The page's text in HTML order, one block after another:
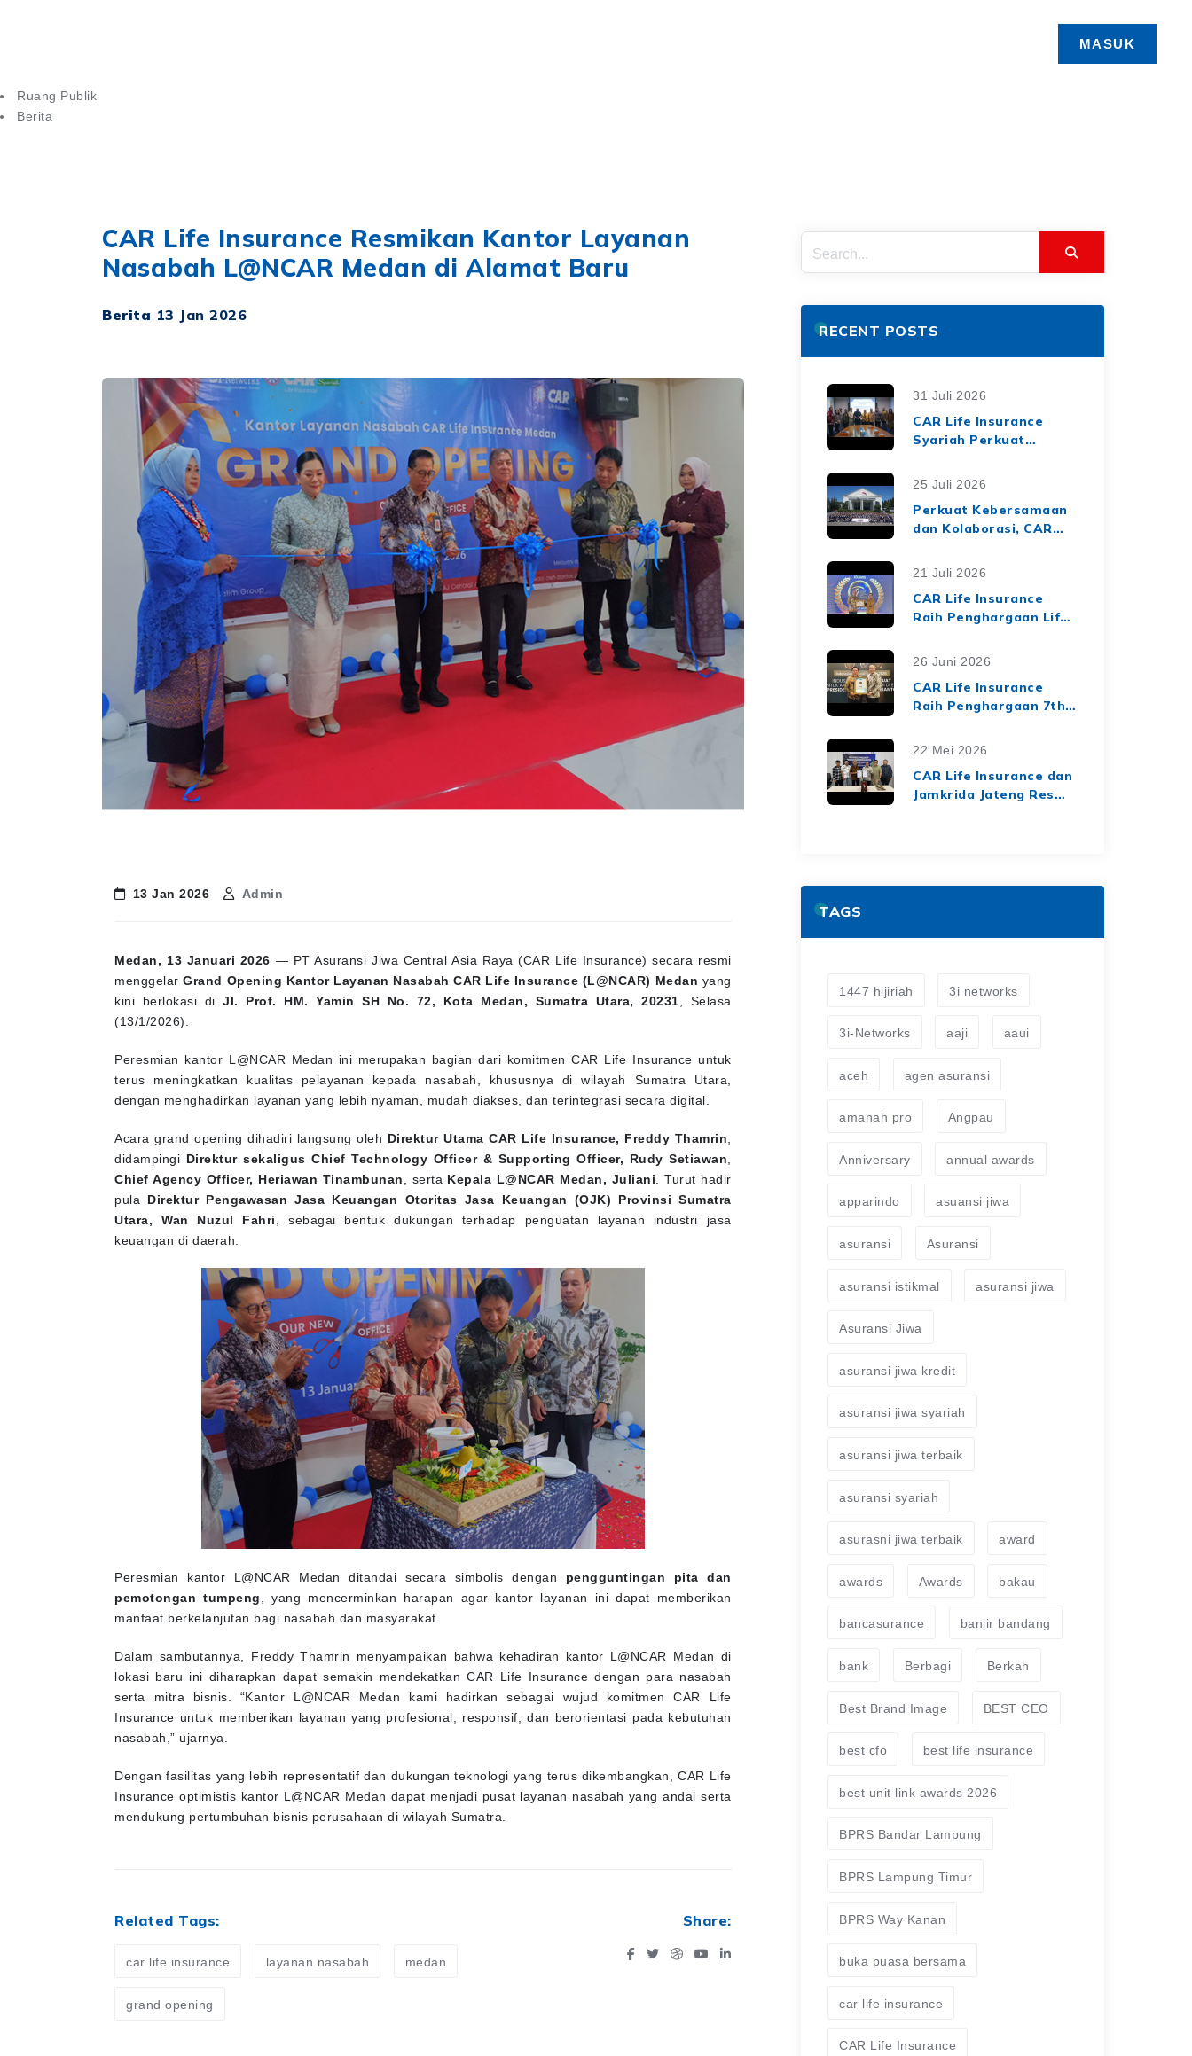
MASUK
Ruang Publik
Berita
CAR Life Insurance Resmikan Kantor Layanan
Nasabah L@NCAR Medan di Alamat Baru
Berita 13 Jan 2026
13 Jan 2026 Admin
Medan, 13 Januari 2026 — PT Asuransi Jiwa Central Asia Raya (CAR Life Insurance) secara resmi
menggelarGrand Opening Kantor Layanan Nasabah CAR Life Insurance (L@NCAR) Medan yang
kini berlokasi di
Jl. Prof. HM. Yamin SH No. 72, Kota Medan, Sumatra Utara, 20231
, Selasa
(13/1/2026).
Peresmian kantor L@NCAR Medan ini merupakan bagian dari komitmen CAR Life Insurance untuk
terus meningkatkan kualitas pelayanan kepada nasabah, khususnya di wilayah Sumatra Utara,
dengan menghadirkan layanan yang lebih nyaman, mudah diakses, dan terintegrasi secara digital.
Acara grand opening dihadiri langsung oleh Direktur Utama CAR Life Insurance, Freddy Thamrin
didampingi Direktur sekaligus Chief Technology Officer & Supporting Officer, Rudy Setiawan
Chief Agency Officer, Heriawan Tinambunan
, serta Kepala L@NCAR Medan, Juliani . Turut hadir
pula Direktur Pengawasan Jasa Keuangan Otoritas Jasa Keuangan (OJK) Provinsi Sumatra
Utara, Wan Nuzul Fahri
, sebagai bentuk dukungan terhadap penguatan layanan industri jasa
keuangan di daerah.
Peresmian kantor L@NCAR Medan ditandai secara simbolis dengan
pengguntingan pita dan
pemotongan tumpeng
, yang mencerminkan harapan agar kantor layanan ini dapat memberikan
manfaat berkelanjutan bagi nasabah dan masyarakat.
Dalam sambutannya, Freddy Thamrin menyampaikan bahwa kehadiran kantor L@NCAR Medan di
lokasi baru ini diharapkan dapat semakin mendekatkan CAR Life Insurance dengan para nasabah
serta mitra bisnis. “Kantor L@NCAR Medan kami hadirkan sebagai wujud komitmen CAR Life
Insurance untuk memberikan layanan yang profesional, responsif, dan berorientasi pada kebutuhan
nasabah,” ujarnya.
Dengan fasilitas yang lebih representatif dan dukungan teknologi yang terus dikembangkan, CAR Life
Insurance optimistis kantor L@NCAR Medan dapat menjadi pusat layanan nasabah yang andal serta
mendukung pertumbuhan bisnis perusahaan di wilayah Sumatra.
Related Tags:
car life insurance layanan nasabah medan
grand opening
Share:
RECENT POSTS
31 Juli 2026
CAR Life Insurance
Syariah Perkuat
Syariah melalui Kerja
Syariah dengan Tiga
BPRS di Lampung
25 Juli 2026
Perkuat Kebersamaan
dan Kolaborasi, CAR
Employee Gathering
"Harmoni Nusantara,
Sinergi Berkelanjutan"
21 Juli 2026
CAR Life Insurance
Raih Penghargaan Life
Market Leaders 2026
26 Juni 2026
CAR Life Insurance
Raih Penghargaan 7th
Companies Awards
Keuangan yang Solid
dan Berkelanjutan
22 Mei 2026
CAR Life Insurance dan
Jamkrida Jateng Resmi
TAGS
1447 hijiriah 3i networks
3i-Networks aaji aaui
aceh agen asuransi
amanah pro Angpau
Anniversary annual awards
apparindo asuansi jiwa
asuransi Asuransi
asuransi istikmal asuransi jiwa
Asuransi Jiwa
asuransi jiwa kredit
asuransi jiwa syariah
asuransi jiwa terbaik
asuransi syariah
asurasni jiwa terbaik award
awards Awards bakau
bancasurance banjir bandang
bank Berbagi Berkah
Best Brand Image BEST CEO
best cfo best life insurance
best unit link awards 2026
BPRS Bandar Lampung
BPRS Lampung Timur
BPRS Way Kanan
buka puasa bersama
car life insurance
CAR Life Insurance